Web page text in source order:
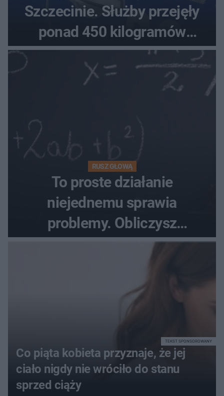
Szczecinie. Służby przejęły
ponad 450 kilogramów
towaru
RUSZ GŁOWĄ
To proste działanie
niejednemu sprawia
problemy. Obliczysz
poprawnie, ile to jest
Co piąta kobieta przyznaje, że jej
ciało nigdy nie wróciło do stanu
sprzed ciąży
TEKST SPONSOROWANY